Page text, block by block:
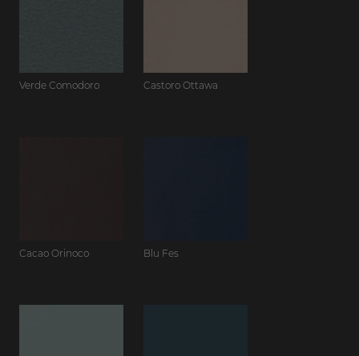
Verde Comodoro Castoro Ottawa
Cacao Orinoco Blu Fes